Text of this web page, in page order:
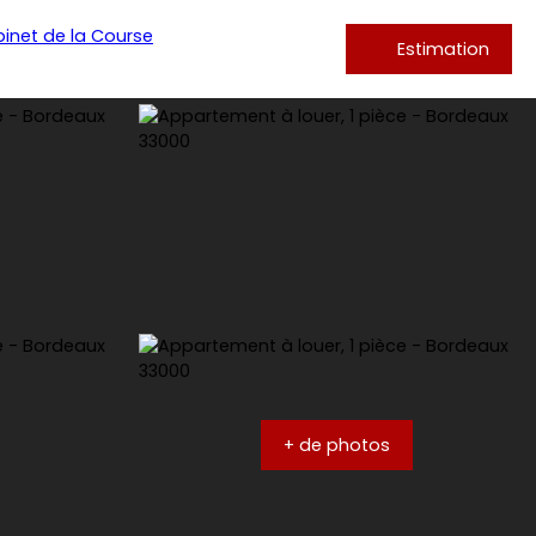
Estimation
+ de photos